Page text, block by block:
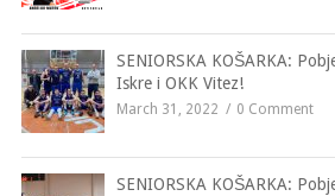
SENIORSKA KOŠARKA:
Iskre i OKK Vitez!
March 31, 2022 0 Comment
SENIORSKA KOŠARKA: